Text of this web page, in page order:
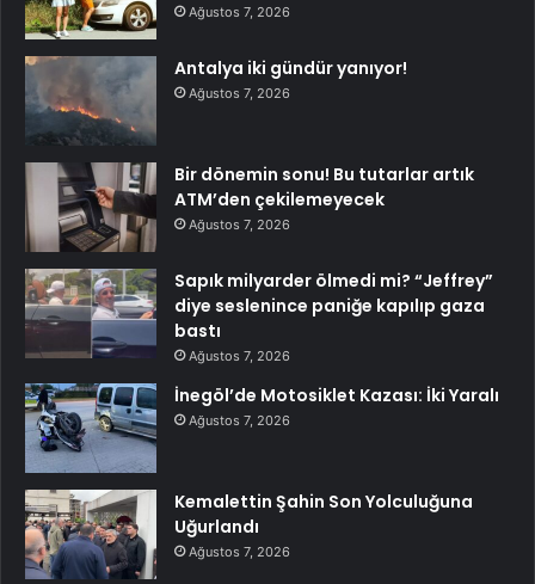
Ağustos 7, 2026
Antalya iki gündür yanıyor!
Ağustos 7, 2026
Bir dönemin sonu! Bu tutarlar artık
ATM’den çekilemeyecek
Ağustos 7, 2026
Sapık milyarder ölmedi mi? “Jeffrey”
diye seslenince paniğe kapılıp gaza
bastı
Ağustos 7, 2026
İnegöl’de Motosiklet Kazası: İki Yaralı
Ağustos 7, 2026
Kemalettin Şahin Son Yolculuğuna
Uğurlandı
Ağustos 7, 2026